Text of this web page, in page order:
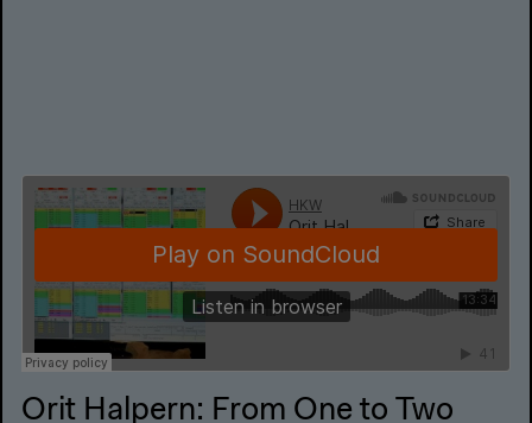
Orit Halpern: From One to Two